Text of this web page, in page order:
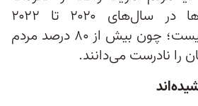
تک‌حزبی دموکرات‌ها در سال‌های ۲۰۲۰ تا ۲۰۲۲
راضی‌اند؟ این‌گونه نیست؛ چون بیش از ۸۰ درصد مردم
نادرست می‌دانند.